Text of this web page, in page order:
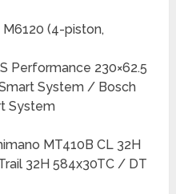
M6120 (4-piston,
Performance 230×62.5
System / Bosch
System
MT410B CL 32H
32H 584x30TC / DT